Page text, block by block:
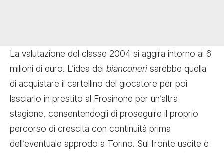
La valutazione del classe 2004 si aggira intorno ai 6
milioni di euro. L’idea dei bianconeri sarebbe quella
di acquistare il cartellino del giocatore per poi
lasciarlo in prestito al Frosinone per un’altra
stagione, consentendogli di proseguire il proprio
percorso di crescita con continuità prima
dell’eventuale approdo a Torino. Sul fronte uscite è